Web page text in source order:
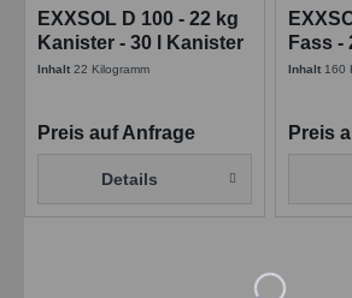
EXXSOL D 100 - 22 kg
Kanister - 30 l Kanister
Inhalt22 Kilogramm
Preis auf Anfrage
Details
Fass -
Inhalt 160
Preis